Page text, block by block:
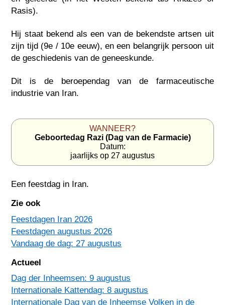
Rasis).
Hij staat bekend als een van de bekendste artsen uit
zijn tijd (9e / 10e eeuw), en een belangrijk persoon uit
de geschiedenis van de geneeskunde.
Dit is de beroependag van de farmaceutische
industrie van Iran.
WANNEER?
Geboortedag Razi (Dag van de Farmacie)
Datum:
jaarlijks op 27 augustus
Een feestdag in Iran.
Zie ook
Feestdagen Iran 2026
Feestdagen augustus 2026
Vandaag de dag: 27 augustus
Actueel
Dag der Inheemsen: 9 augustus
Internationale Kattendag: 8 augustus
Internationale Dag van de Inheemse Volken in de